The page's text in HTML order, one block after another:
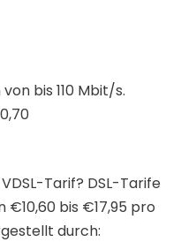
bis 110 Mbit/s.
Tarif? DSL-Tarife
€10,60 bis €17,95 pro
durch: